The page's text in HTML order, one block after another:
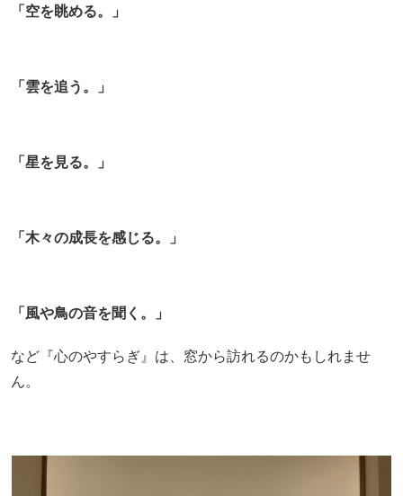
「空を眺める。」
「雲を追う。」
「星を見る。」
「木々の成長を感じる。」
「風や鳥の音を聞く。」
など『心のやすらぎ』は、窓から訪れるのかもしれませ
ん。